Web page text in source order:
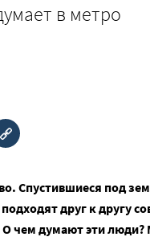
в метро
Спустившиеся под
друг к другу
О чем думают эти